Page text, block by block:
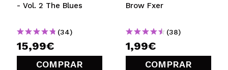
- Vol. 2 The Blues
(34)
15,99€
COMPRAR
Brow Fxer
(38)
1,99€
COMPRAR